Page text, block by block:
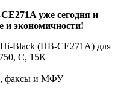
уже сегодня и
и экономичности!
Black (HB-CE271A) для
C, 15K
факсы и МФУ